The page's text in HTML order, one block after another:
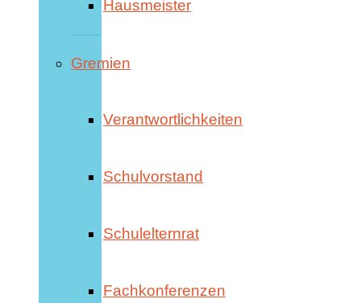
Hausmeister
Gremien
Verantwortlichkeiten
Schulvorstand
Schulelternrat
Fachkonferenzen